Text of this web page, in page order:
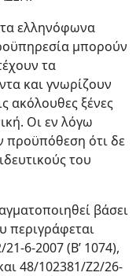
ελληνόφωνα
μπορούν
τα
και γνωρίζουν
ακόλουθες ξένες
Οι εν λόγω
προϋπόθεση ότι δε
του
βάσει
περιγράφεται
6-2007 (Β’ 1074),
48/102381/Ζ2/26-